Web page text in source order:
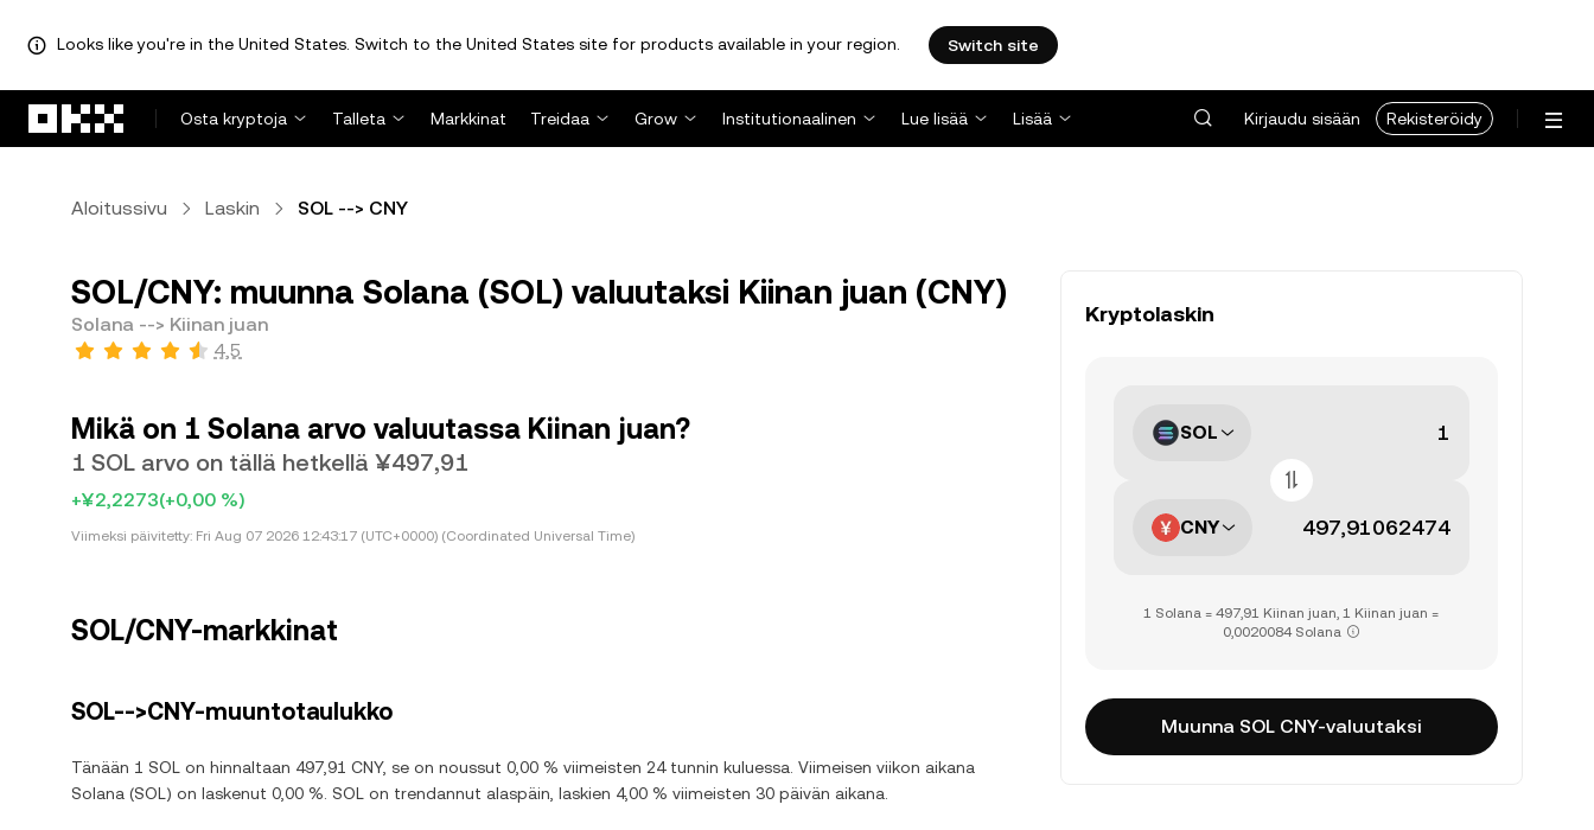
Looks like you're in the United States. Switch to the United States site for products available in your region. Switch site
Osta kryptoja
Talleta Markkinat Treidaa Grow Institutionaalinen Lue lisää Lisää Kirjaudu sisään Rekisteröidy
Aloitussivu Laskin SOL --> CNY
SOL/CNY: muunna Solana (SOL) valuutaksi Kiinan juan (CNY)
Solana --> Kiinan juan
4,5
Mikä on 1 Solana arvo valuutassa Kiinan juan?
1 SOL arvo on tällä hetkellä ¥497,91
+¥2,2273(+0,00 %)
Viimeksi päivitetty: Fri Aug 07 2026 12:43:17 (UTC+0000) (Coordinated Universal Time)
SOL/CNY-markkinat
SOL-->CNY-muuntotaulukko
Tänään 1 SOL on hinnaltaan 497,91 CNY, se on noussut 0,00 % viimeisten 24 tunnin kuluessa. Viimeisen viikon aikana
Solana (SOL) on laskenut 0,00 %. SOL on trendannut alaspäin, laskien 4,00 % viimeisten 30 päivän aikana.
Kryptolaskin
SOL
CNY
1 Solana = 497,91 Kiinan juan, 1 Kiinan juan =
0,0020084 Solana
Muunna SOL CNY-valuutaksi